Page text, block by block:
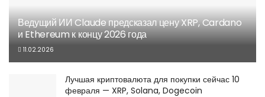
Ведущий ИИ Claude предсказал цену XRP, Cardano
и Ethereum к концу 2026 года
11.02.2026
Лучшая криптовалюта для покупки сейчас 10
февраля — XRP, Solana, Dogecoin